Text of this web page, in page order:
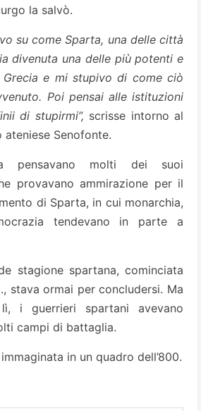
la salvò.
su come Sparta, una delle città
divenuta una delle più potenti e
e mi stupivo di come ciò
Poi pensai alle istituzioni
di stupirmi”, scrisse intorno al
Senofonte.
molti dei suoi
provavano ammirazione per il
di Sparta, in cui monarchia,
tendevano in parte a
stagione spartana, cominciata
stava ormai per concludersi. Ma
i guerrieri spartani avevano
campi di battaglia.
in un quadro dell’800.